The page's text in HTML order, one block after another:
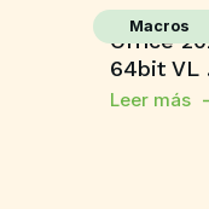
Macros
Office
64bit VL
Leer más